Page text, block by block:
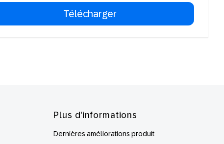
Plus d'informations
Dernières améliorations produit